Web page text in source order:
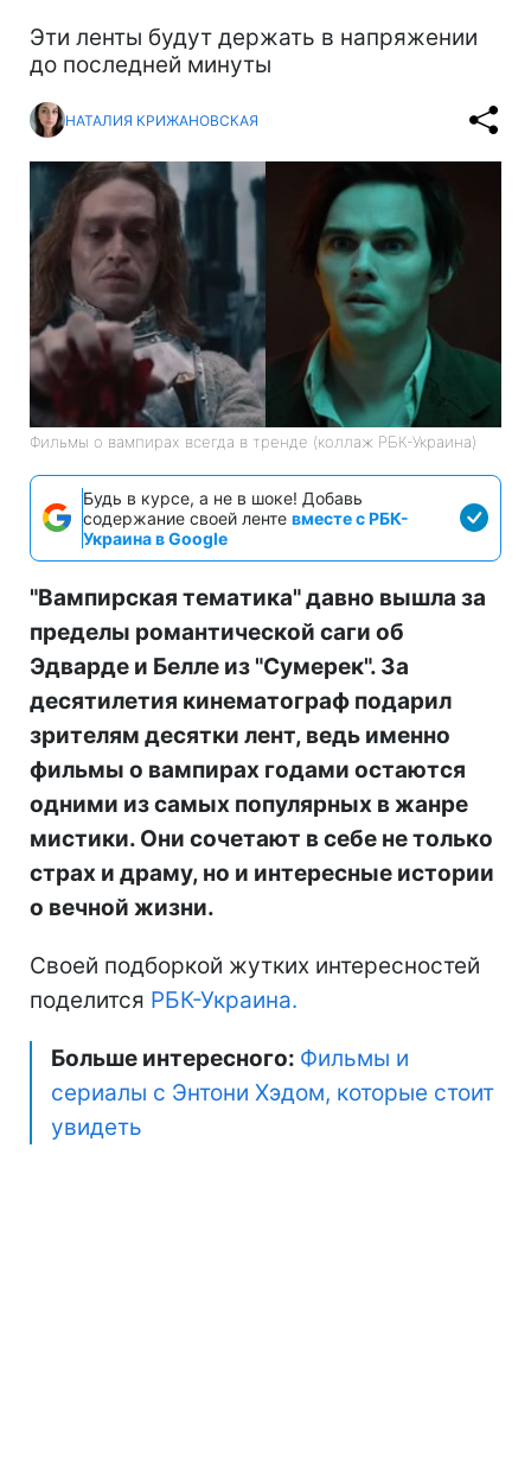
Эти ленты будут держать в напряжении
до последней минуты
НАТАЛИЯ КРИЖАНОВСКАЯ
Фильмы о вампирах всегда в тренде (коллаж РБК-Украина)
Будь в курсе, а не в шоке! Добавь
содержание своей ленте вместе с РБК-
Украина в Google
"Вампирская тематика" давно вышла за
пределы романтической саги об
Эдварде и Белле из "Сумерек". За
десятилетия кинематограф подарил
зрителям десятки лент, ведь именно
фильмы о вампирах годами остаются
одними из самых популярных в жанре
мистики. Они сочетают в себе не только
страх и драму, но и интересные истории
о вечной жизни.
Своей подборкой жутких интересностей
поделится РБК-Украина.
Больше интересного: Фильмы и
сериалы с Энтони Хэдом, которые стоит
увидеть